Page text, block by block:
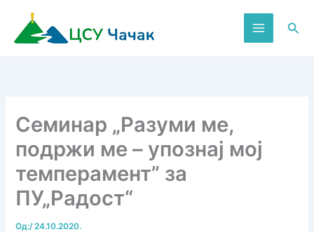
садржај
Семинар „Разуми ме,
подржи ме – упознај мој
темперамент” за
ПУ„Радост“
Од:/24.10.2020.